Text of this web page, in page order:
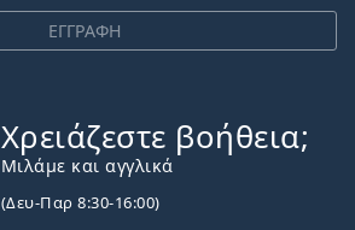
ΕΓΓΡΑΦΗ
Χρειάζεστε βοήθεια;
Μιλάμε και αγγλικά
(Δευ-Παρ 8:30-16:00)